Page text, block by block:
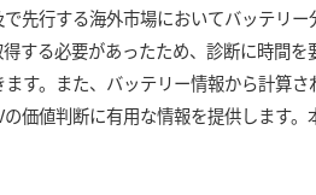
先行する海外市場においてバッテリ
する必要があったため、診断に時間
す。また、バッテリー情報から計算
価値判断に有用な情報を提供します